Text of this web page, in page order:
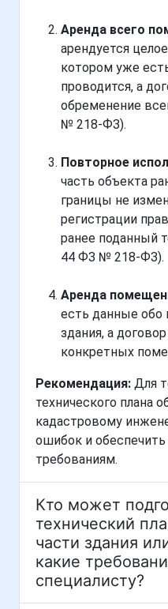
Аренда всего
арендуется
котором уже
проводится, а
обременение
№ 218-ФЗ).
Повторное
часть объекта
границы не
регистрации
ранее поданный
44 ФЗ № 218-ФЗ).
Аренда
есть данные обо
здания, а
конкретных
Рекомендация: Для
технического плана
кадастровому
ошибок и
требованиям.
Кто может
технический
части здания
какие
специалисту?